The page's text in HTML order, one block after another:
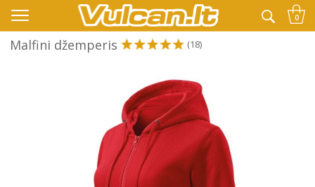
👉 -10% KODAS VISKAM PAPILDOMAI: VASARA 0
Malfini džemperis (18)